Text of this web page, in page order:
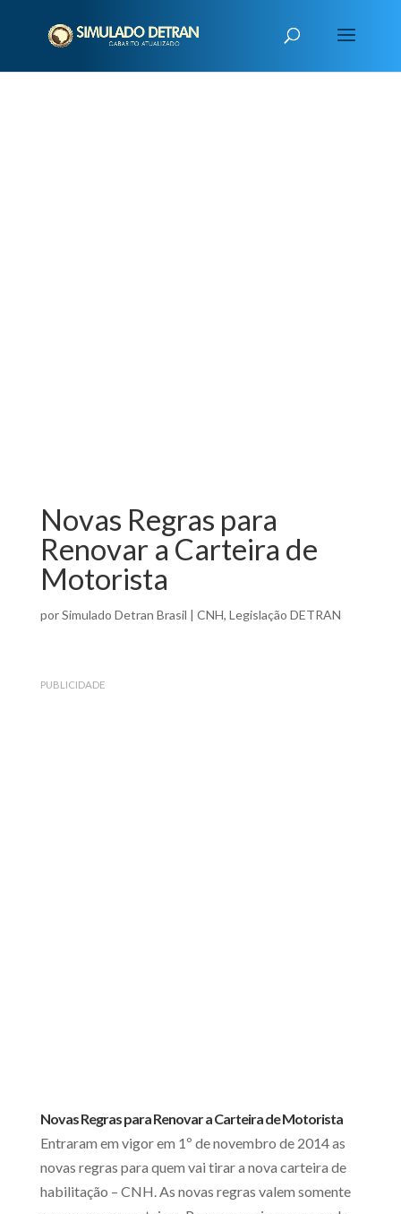
Novas Regras para
Renovar a Carteira de
Motorista
porSimulado Detran Brasil | CNH, Legislação DETRAN
PUBLICIDADE
Novas Regras para Renovar a Carteira de Motorista
Entraram em vigor em 1º de novembro de 2014 as
novas regras para quem vai tirar a nova carteira de
habilitação – CNH. As novas regras valem somente